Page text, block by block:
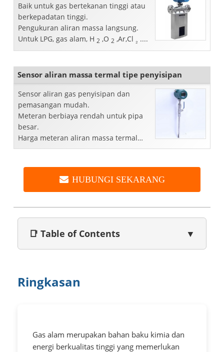
Baik untuk gas bertekanan tinggi atau
berkepadatan tinggi.
Pengukuran aliran massa langsung.
Untuk LPG, gas alam, H 2 ,O 2 ,Ar,Cl ₂ ....
Sensor aliran massa termal tipe penyisipan
Sensor aliran gas penyisipan dan
pemasangan mudah.
Meteran berbiaya rendah untuk pipa
besar.
Harga meteran aliran massa termal
pabrik
panjang atau tumpukan.
HUBUNGI SEKARANG
📑 Table of Contents ▼
Ringkasan
Gas alam merupakan bahan baku kimia dan
energi berkualitas tinggi yang memerlukan